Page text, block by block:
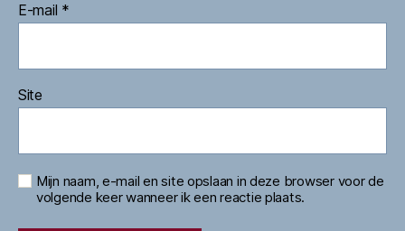
E-mail *
Site
Mijn naam, e-mail en site opslaan in deze browser voor de
volgende keer wanneer ik een reactie plaats.